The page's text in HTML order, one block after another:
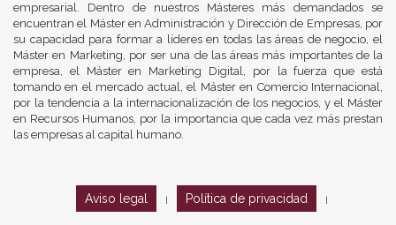
empresarial. Dentro de nuestros Másteres más demandados se
encuentran el Máster en Administración y Dirección de Empresas, por
su capacidad para formar a líderes en todas las áreas de negocio, el
Máster en Marketing, por ser una de las áreas más importantes de la
empresa, el Máster en Marketing Digital, por la fuerza que está
tomando en el mercado actual, el Máster en Comercio Internacional,
por la tendencia a la internacionalización de los negocios, y el Máster
en Recursos Humanos, por la importancia que cada vez más prestan
las empresas al capital humano.
Aviso legal Política de privacidad